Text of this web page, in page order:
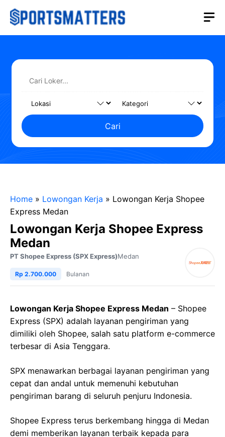
Langsung
Cari
Home » Lowongan Kerja » Lowongan Kerja Shopee
Express Medan
Lowongan Kerja Shopee Express
Medan
PT Shopee Express (SPX Express)Medan
Rp 2.700.000 Bulanan
Lowongan Kerja Shopee Express Medan – Shopee
Express (SPX) adalah layanan pengiriman yang
dimiliki oleh Shopee, salah satu platform e-commerce
terbesar di Asia Tenggara.
SPX menawarkan berbagai layanan pengiriman yang
cepat dan andal untuk memenuhi kebutuhan
pengiriman barang di seluruh penjuru Indonesia.
Shopee Express terus berkembang hingga di Medan
demi memberikan layanan terbaik kepada para